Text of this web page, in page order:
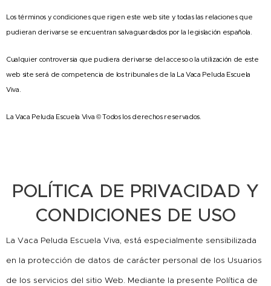
Los términos y condiciones que rigen este web site y todas las relaciones que
pudieran derivarse se encuentran salvaguardados por la legislación española.
Cualquier controversia que pudiera derivarse del acceso o la utilización de este
web site será de competencia de los tribunales de la La Vaca Peluda Escuela
Viva.
La Vaca Peluda Escuela Viva © Todos los derechos reservados.
POLÍTICA DE PRIVACIDAD Y
CONDICIONES DE USO
La Vaca Peluda Escuela Viva, está especialmente sensibilizada
en la protección de datos de carácter personal de los Usuarios
de los servicios del sitio Web. Mediante la presente Política de